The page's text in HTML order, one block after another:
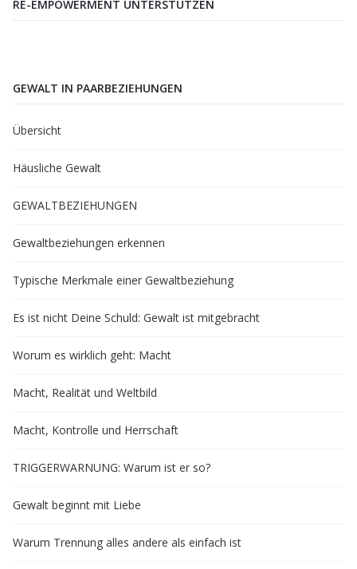
RE-EMPOWERMENT UNTERSTÜTZEN
GEWALT IN PAARBEZIEHUNGEN
Übersicht
Häusliche Gewalt
GEWALTBEZIEHUNGEN
Gewaltbeziehungen erkennen
Typische Merkmale einer Gewaltbeziehung
Es ist nicht Deine Schuld: Gewalt ist mitgebracht
Worum es wirklich geht: Macht
Macht, Realität und Weltbild
Macht, Kontrolle und Herrschaft
TRIGGERWARNUNG: Warum ist er so?
Gewalt beginnt mit Liebe
Warum Trennung alles andere als einfach ist